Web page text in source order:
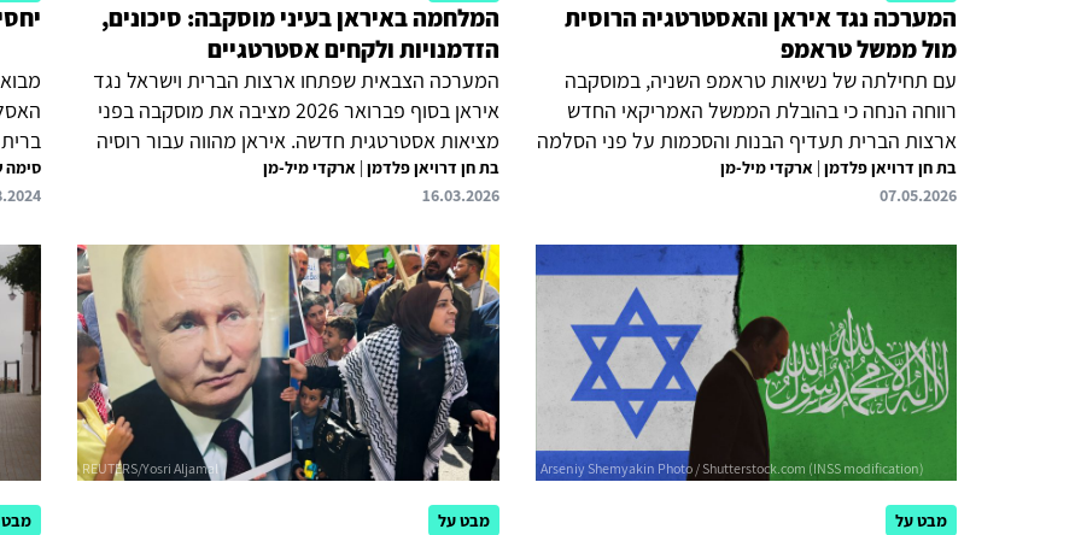
המערכה נגד איראן והאסטרטגיה הרוסית
מול ממשל טראמפ
עם תחילתה של נשיאות טראמפ השניה, במוסקבה
רווחה הנחה כי בהובלת הממשל האמריקאי החדש
ארצות הברית תעדיף הבנות והסכמות על פני הסלמה
ותימנע מהפעלת כוח צבאי העלול לגרור אותה
למבצעים ארוכים, יקרים ובלתי נשלטים. הנחה זו
שפרצה בסוף פברואר 2026 ערערו הנחת יסוד זו.
כעת, כאשר דפוס הפעולה האמריקאי סטה מההיגיון
שמוסקבה ייחסה לו, המערכה האמריקאית-ישראלית
מהווה נקודת מבחן לאסטרטגיה הרוסית מול טראמפ
וממשלו, המחייבת הערכה מחדש של הלוגיקה שעל
בת חן דרויאן פלדמן | ארקדי מיל-מן
07.05.2026
המלחמה באיראן בעיני מוסקבה: סיכונים,
הזדמנויות ולקחים אסטרטגיים
המערכה הצבאית שפתחו ארצות הברית וישראל נגד
איראן בסוף פברואר 2026 מציבה את מוסקבה בפני
מציאות אסטרטגית חדשה. איראן מהווה עבור רוסיה
שותפה חשובה, גם אם אינה בעלת ברית במלוא מובן
המילה. מאמר זה בוחן כיצד מפרשת מוסקבה את
ההשלכות הצפויות על רוסיה כתוצאה מהמלחמה.
בת חן דרויאן פלדמן | ארקדי מיל-מן
16.03.2026
סימה
מבט על מבט על